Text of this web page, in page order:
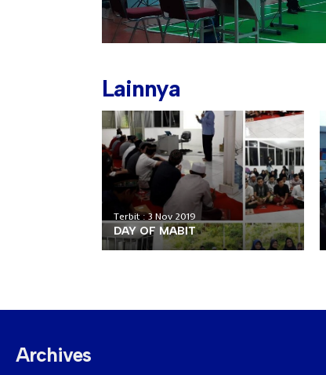
Lainnya
Terbit : 3 Nov 2019
DAY OF MABIT
Archives